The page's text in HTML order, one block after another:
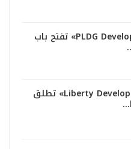
شركة «PLDG Development» تفتح باب
شركة «Liberty Developments» تطلق